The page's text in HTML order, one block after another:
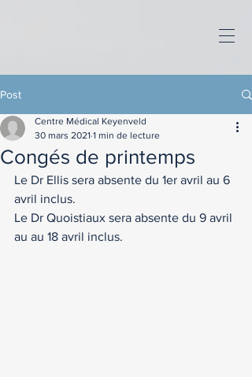
Post
Congés de printemps
Centre Médical Keyenveld
30 mars 2021 1 min de lecture
Le Dr Ellis sera absente du 1er avril au 6
avril inclus.
Le Dr Quoistiaux sera absente du 9 avril
au au 18 avril inclus.